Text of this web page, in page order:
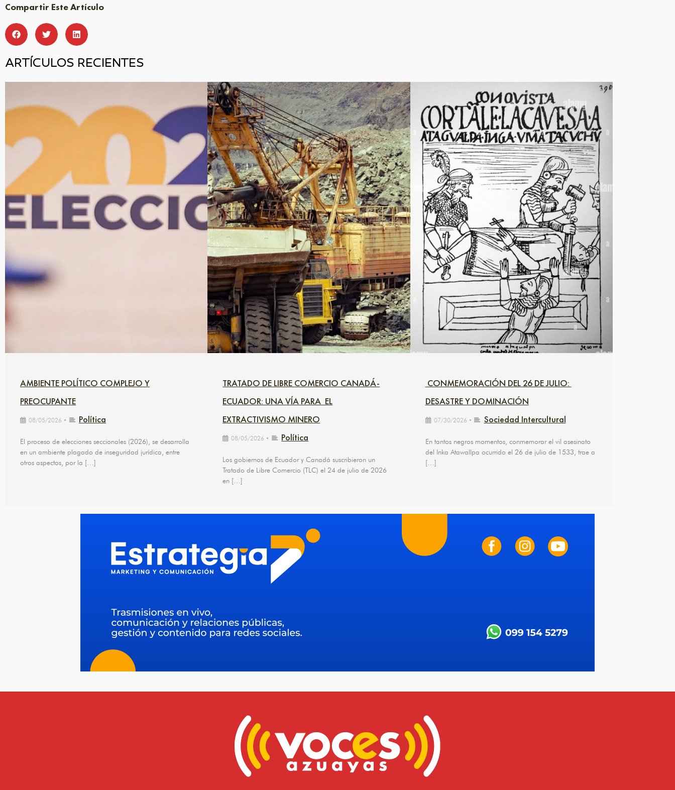
Compartir Este Artículo
ARTÍCULOS RECIENTES
AMBIENTE POLÍTICO COMPLEJO Y
PREOCUPANTE
08/05/2026 • Política
El proceso de elecciones seccionales (2026), se desarrolla
en un ambiente plagado de inseguridad jurídica, entre
otros aspectos, por la […]
TRATADO DE LIBRE COMERCIO CANADÁ-
ECUADOR: UNA VÍA PARA EL
EXTRACTIVISMO MINERO
08/05/2026 • Política
Los gobiernos de Ecuador y Canadá suscribieron un
Tratado de Libre Comercio (TLC) el 24 de julio de 2026
en […]
CONMEMORACIÓN DEL 26 DE JULIO:
DESASTRE Y DOMINACIÓN
07/30/2026 • Sociedad Intercultural
En tantos negros momentos, conmemorar el vil asesinato
del Inka Atawallpa ocurrido el 26 de julio de 1533, trae a
[…]